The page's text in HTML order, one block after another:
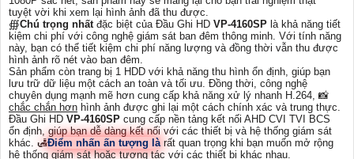
tuyệt vời khi xem lại hình ảnh đã thu được.
∰Chú trọng nhấtđặc biệt của Đầu Ghi HD VP-4160SP là khả năng tiết
kiệm chi phí với công nghệ giám sát ban đêm thông minh. Với tính năng
này, bạn có thể tiết kiệm chi phí năng lượng và đồng thời vẫn thu được
hình ảnh rõ nét vào ban đêm.
Sản phẩm còn trang bị 1 HDD với khả năng thu hình ổn định, giúp bạn
lưu trữ dữ liệu một cách an toàn và tối ưu. Đồng thời, công nghệ
chuyên dụng mạnh mẽ hơn cung cấp khả năng xử lý nhanh H.264, 📸
chắc chắn hơn hình ảnh được ghi lại một cách chính xác và trung thực.
Đầu Ghi HD VP-4160SP cung cấp nền tảng kết nối AHD CVI TVI BCS
ổn định, giúp bạn dễ dàng kết nối với các thiết bị và hệ thống giám sát
khác. 🛃Điểm nhấn ấn tượng làrất quan trọng khi bạn muốn mở rộng
hệ thống giám sát hoặc tương tác với các thiết bị khác nhau.